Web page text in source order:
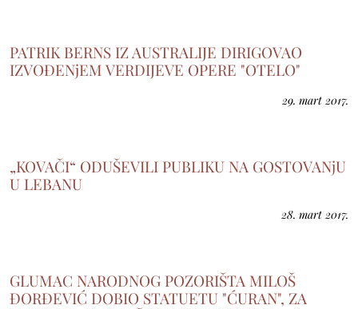
PATRIK BERNS IZ AUSTRALIJE DIRIGOVAO
IZVOĐENjEM VERDIJEVE OPERE "OTELO"
29. mart 2017.
„KOVAČI“ ODUŠEVILI PUBLIKU NA GOSTOVANjU
U LEBANU
28. mart 2017.
GLUMAC NARODNOG POZORIŠTA MILOŠ
ĐORĐEVIĆ DOBIO STATUETU "ĆURAN", ZA